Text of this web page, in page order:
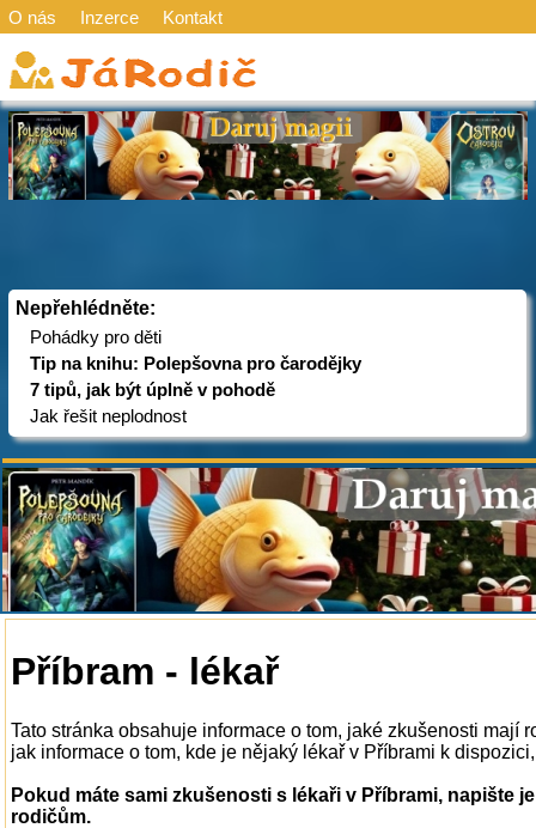
O nás Inzerce Kontakt
Nepřehlédněte:
Pohádky pro děti
Tip na knihu: Polepšovna pro čarodějky
7 tipů, jak být úplně v pohodě
Jak řešit neplodnost
Příbram - lékař
Tato stránka obsahuje informace o tom, jaké zkušenosti mají
jak informace o tom, kde je nějaký lékař v Příbrami k
Pokud máte sami zkušenosti s lékaři v Příbrami, napište
rodičům.